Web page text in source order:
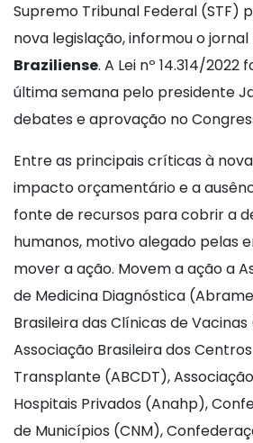
Supremo Tribunal Federal (STF)
nova legislação, informou o jornal
Braziliense. A Lei nº 14.314/
última semana pelo presidente
debates e aprovação no
Entre as principais críticas à
impacto orçamentário e a
fonte de recursos para cobrir a
humanos, motivo alegado pelas
mover a ação. Movem a ação a
de Medicina Diagnóstica
Brasileira das Clínicas de Vacinas
Associação Brasileira dos
Transplante (ABCDT),
Hospitais Privados (Anahp),
de Municípios (CNM),